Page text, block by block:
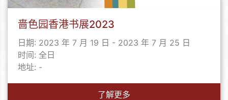
啬色园香港书展2023
日期: 2023 年 7 月 19 日 - 2023 年 7 月 25 日
时间: 全日
地址: -
了解更多